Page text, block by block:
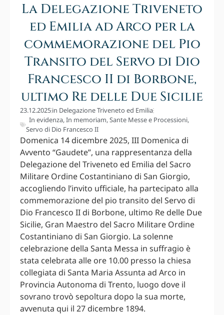
La Delegazione Triveneto
ed Emilia ad Arco per la
commemorazione del Pio
Transito del Servo di Dio
Francesco II di Borbone,
ultimo Re delle Due Sicilie
23.12.2025in Delegazione Triveneto ed Emilia
In evidenza,In memoriam,Sante Messe e Processioni,
Servo di Dio Francesco II
Domenica 14 dicembre 2025, III Domenica di
Avvento “Gaudete”, una rappresentanza della
Delegazione del Triveneto ed Emilia del Sacro
Militare Ordine Costantiniano di San Giorgio,
accogliendo l’invito ufficiale, ha partecipato alla
commemorazione del pio transito del Servo di
Dio Francesco II di Borbone, ultimo Re delle Due
Sicilie, Gran Maestro del Sacro Militare Ordine
Costantiniano di San Giorgio. La solenne
celebrazione della Santa Messa in suffragio è
stata celebrata alle ore 10.00 presso la chiesa
collegiata di Santa Maria Assunta ad Arco in
Provincia Autonoma di Trento, luogo dove il
sovrano trovò sepoltura dopo la sua morte,
avvenuta qui il 27 dicembre 1894.